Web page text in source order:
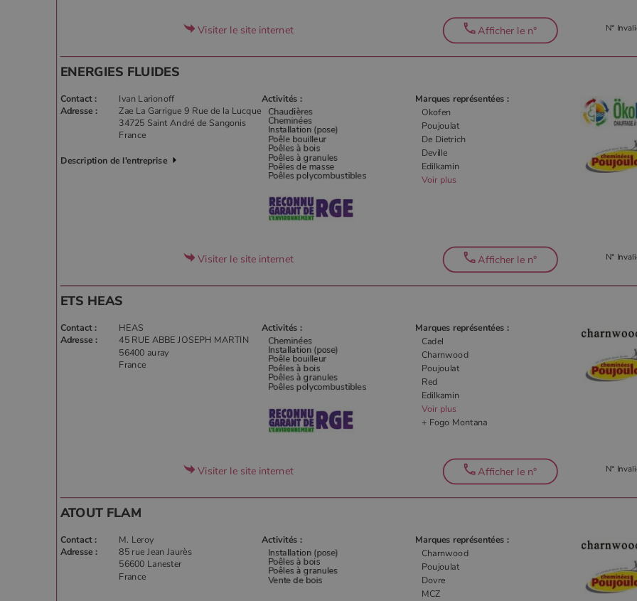
N°
Afficher le n°
Visiter le site internet
ENERGIES FLUIDES
Contact :
Ivan Larionoff
Adresse :
Zae La Garrigue 9 Rue de la Lucque
34725 Saint André de Sangonis
France
Description de l'entreprise
Activités :
Marques représentées :
Okofen
Poujoulat
De Dietrich
Deville
Edilkamin
Voir plus
N°
Afficher le n°
Visiter le site internet
ETS HEAS
Contact : HEAS
Adresse :
45 RUE ABBE JOSEPH MARTIN
56400 auray
France
Activités : Marques représentées :
Cadel
Charnwood
Poujoulat
Red
Edilkamin
Voir plus
+ Fogo Montana
N°
Afficher le n°
Visiter le site internet
ATOUT FLAM
Contact : M. Leroy
Adresse : 85 rue Jean Jaurès
56600 Lanester
France
Activités :
Marques représentées :
Charnwood
Poujoulat
Dovre
MCZ